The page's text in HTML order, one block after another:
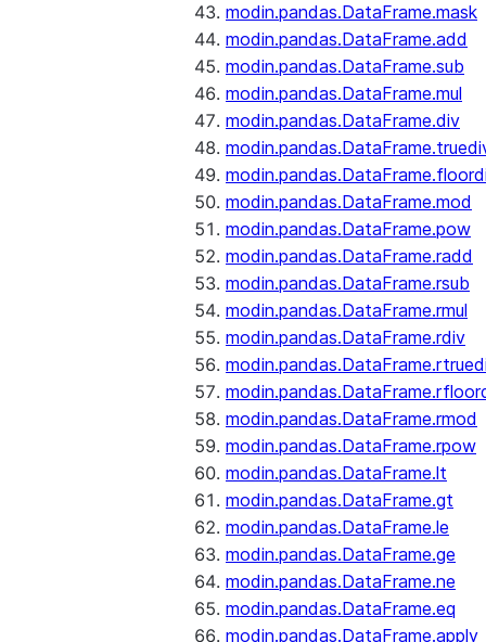
modin.pandas.DataFrame.mask
modin.pandas.DataFrame.add
modin.pandas.DataFrame.sub
modin.pandas.DataFrame.mul
modin.pandas.DataFrame.div
modin.pandas.DataFrame.mod
modin.pandas.DataFrame.pow
modin.pandas.DataFrame.radd
modin.pandas.DataFrame.rsub
modin.pandas.DataFrame.rmul
modin.pandas.DataFrame.rdiv
modin.pandas.DataFrame.rmod
modin.pandas.DataFrame.rpow
modin.pandas.DataFrame.lt
modin.pandas.DataFrame.gt
modin.pandas.DataFrame.le
modin.pandas.DataFrame.ge
modin.pandas.DataFrame.ne
modin.pandas.DataFrame.eq
modin.pandas.DataFrame.apply